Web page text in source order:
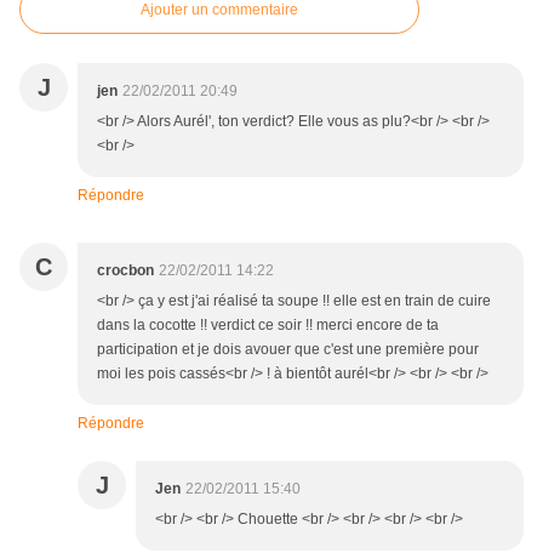
Ajouter un commentaire
J jen 22/02/2011 20:49
<br /> Alors Aurél', ton verdict? Elle vous as plu?<br /> <br />
<br />
Répondre
C crocbon 22/02/2011 14:22
<br /> ça y est j'ai réalisé ta soupe !! elle est en train de cuire
dans la cocotte !! verdict ce soir !! merci encore de ta
participation et je dois avouer que c'est une première pour
moi les pois cassés<br /> ! à bientôt aurél<br /> <br /> <br />
Répondre
J Jen 22/02/2011 15:40
<br /> <br /> Chouette <br /> <br /> <br /> <br />